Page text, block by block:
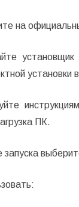
на
установки
ПК.
запуска